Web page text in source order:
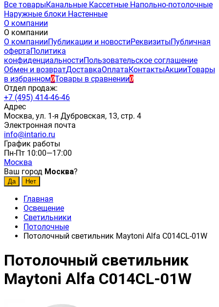
Все товарыКанальные Кассетные Напольно-потолочные
Наружные блоки Настенные
О компании
О компании
О компанииПубликации и новостиРеквизитыПубличная
офертаПолитика
конфиденциальностиПользовательское соглашение
Обмен и возвратДоставкаОплатаКонтактыАкцииТовары
в избранном0Товары в сравнении0
Отдел продаж:
+7 (495) 414-46-46
Адрес
Москва, ул. 1-я Дубровская, 13, стр. 4
Электронная почта
info@intario.ru
График работы
Пн-Пт 10:00—17:00
Москва
Ваш город Москва?
Главная
Освещение
Светильники
Потолочные
Потолочный светильник Maytoni Alfa C014CL-01W
Потолочный светильник
Maytoni Alfa C014CL-01W